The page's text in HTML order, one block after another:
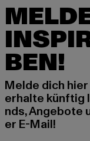
BEN!
Melde dich
erhalte künftig
nds, Angebote
er E-Mail!